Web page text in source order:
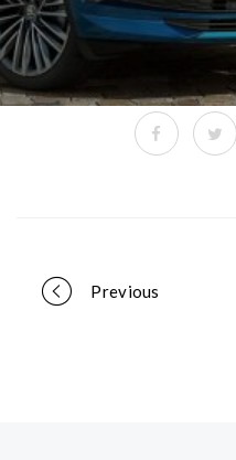
Portfolio
Previous